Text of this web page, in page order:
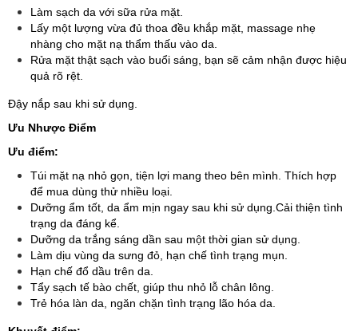
Làm sạch da với sữa rửa mặt.
Lấy một lượng vừa đủ thoa đều khắp mặt, massage nhẹ
nhàng cho mặt nạ thẩm thấu vào da.
Rửa mặt thật sạch vào buổi sáng, bạn sẽ cảm nhận được hiệu
quả rõ rệt.
Đậy nắp sau khi sử dụng.
Ưu Nhược Điểm
Ưu điểm:
Túi mặt nạ nhỏ gọn, tiện lợi mang theo bên mình. Thích hợp
để mua dùng thử nhiều loại.
Dưỡng ẩm tốt, da ẩm mịn ngay sau khi sử dụng.Cải thiện tình
trạng da đáng kể.
Dưỡng da trắng sáng dần sau một thời gian sử dụng.
Làm dịu vùng da sưng đỏ, hạn chế tình trạng mụn.
Hạn chế đổ dầu trên da.
Tẩy sạch tế bào chết, giúp thu nhỏ lỗ chân lông.
Trẻ hóa làn da, ngăn chặn tình trạng lão hóa da.